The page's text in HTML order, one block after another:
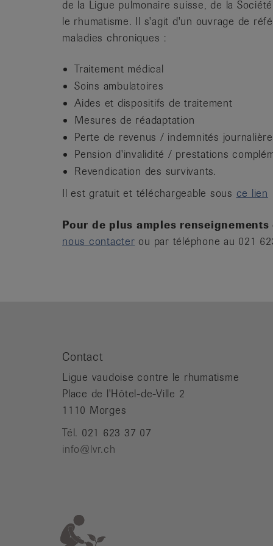
de la Ligue pulmonaire suisse, de la
le rhumatisme. Il s'agit d'un ouvrage de
maladies chroniques :
Traitement médical
Soins ambulatoires
Aides et dispositifs de traitement
Mesures de réadaptation
Perte de revenus / indemnités
Pension d'invalidité / prestations
Revendication des survivants.
Il est gratuit et téléchargeable sous ce lien
Pour de plus amples
nous contacter ou par téléphone au 021
Contact
Ligue vaudoise contre le rhumatisme
Place de l'Hôtel-de-Ville 2
1110 Morges
Tél. 021 623 37 07
info@lvr.ch